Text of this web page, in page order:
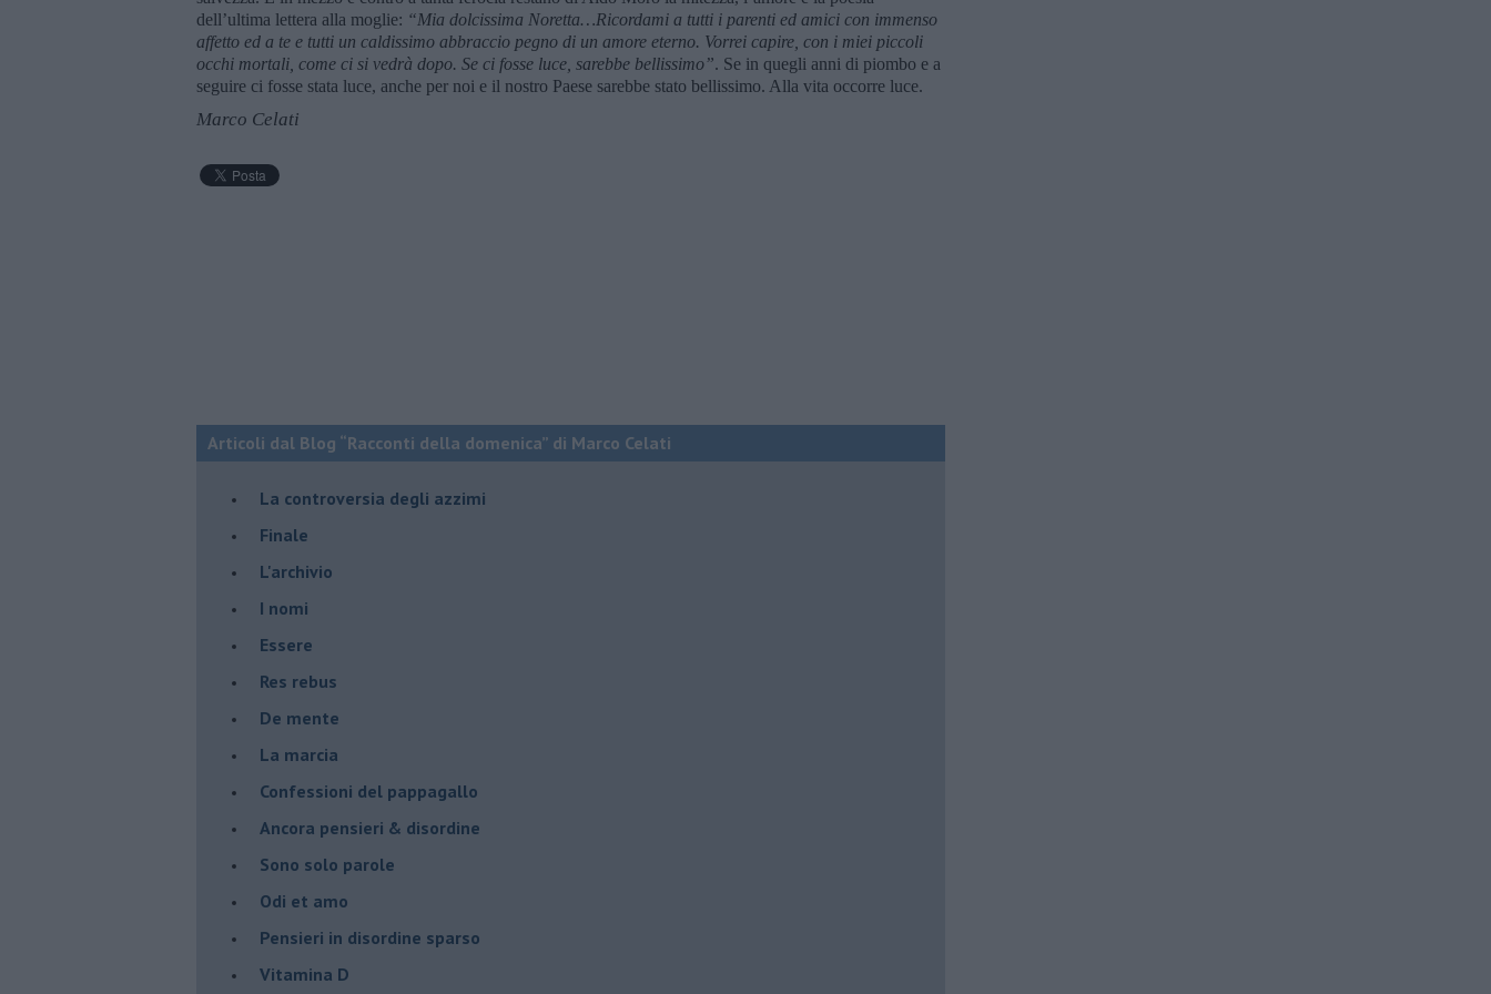
dell’ultima lettera alla moglie: “Mia dolcissima Noretta…Ricordami a tutti i parenti ed amici con immenso
affetto ed a te e tutti un caldissimo abbraccio pegno di un amore eterno. Vorrei capire, con i miei piccoli
occhi mortali, come ci si vedrà dopo. Se ci fosse luce, sarebbe bellissimo”. Se in quegli anni di piombo e a
seguire ci fosse stata luce, anche per noi e il nostro Paese sarebbe stato bellissimo. Alla vita occorre luce.
Marco Celati
Articoli dal Blog “Racconti della domenica” di Marco Celati
La controversia degli azzimi
Finale
L'archivio
I nomi
Essere
Res rebus
De mente
La marcia
Confessioni del pappagallo
Ancora pensieri & disordine
Sono solo parole
Odi et amo
Pensieri in disordine sparso
Vitamina D